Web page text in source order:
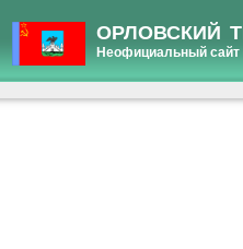
ОРЛОВСКИЙ
Неофициальный сайт